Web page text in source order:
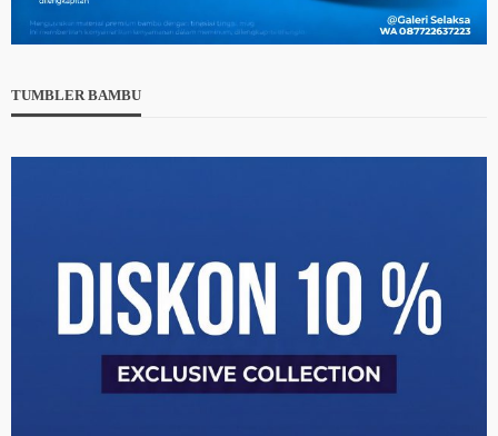
TUMBLER BAMBU